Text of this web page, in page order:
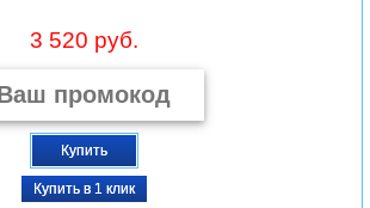
3 520 руб.
Купить
Купить в 1 клик